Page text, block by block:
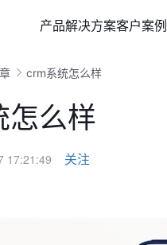
产品解决方案客户案例
crm系统怎么样
么样
17:21:49 关注